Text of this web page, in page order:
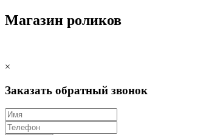
Магазин роликов
×
Заказать обратный звонок